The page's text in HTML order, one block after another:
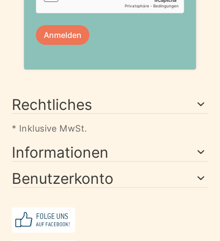
Rechtliches
* Inklusive MwSt.
Informationen
Benutzerkonto